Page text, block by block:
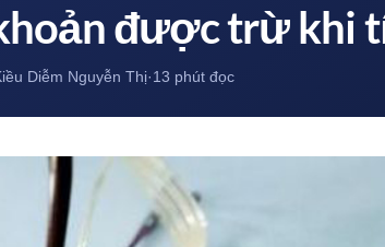
được trừ khi
Diễm Nguyễn Thị·13 phút đọc